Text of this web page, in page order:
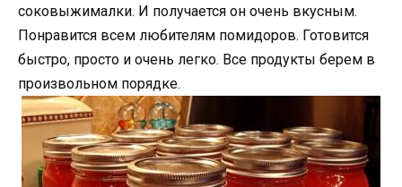
соковыжималки. И получается он очень вкусным.
Понравится всем любителям помидоров. Готовится
быстро, просто и очень легко. Все продукты берем в
произвольном порядке.